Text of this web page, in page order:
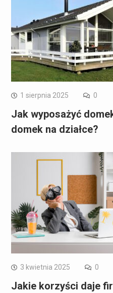
1 sierpnia 2025 0
Jak wyposażyć
domek na działce?
3 kwietnia 2025 0
Jakie korzyści daje